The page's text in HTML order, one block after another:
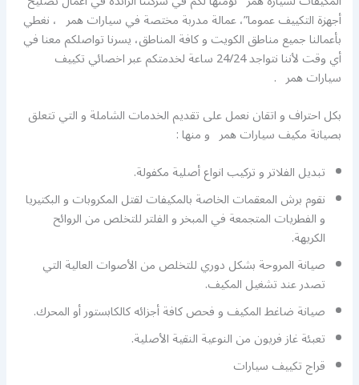
أجهزة التكييف عموما”، عمالة مدربة مختصة في سيارات همر ، نغطي
بأعمالنا جميع مناطق الكويت و كافة المناطق، يسرنا تواصلكم معنا في
أي وقت لأننا نتواجد 24/24 ساعة لخدمتكم عبر اخصائي تكييف
سيارات همر .
بكل احتراف و اتقان نعمل على تقديم الخدمات الشاملة و التي تتعلق
بصيانة مكيف سيارات همر و منها :
تبديل الفلاتر و تركيب انواع أصلية مكفولة.
نقوم برش المعقمات الخاصة بالمكيفات لقتل المكروبات و البكتيريا
و الفطريات المتجمعة في المبخر و الفلتر للتخلص من الروائح
الكريهة.
صيانة المروحة بشكل دوري للتخلص من الأصوات العالية التي
تصدر عند تشغيل المكيف.
صيانة ضاغط المكيف و فحص كافة أجزائه كالكابستور أو المحرك.
تعبئة غاز فريون من النوعية النقية الأصلية.
قراج تكييف سيارات